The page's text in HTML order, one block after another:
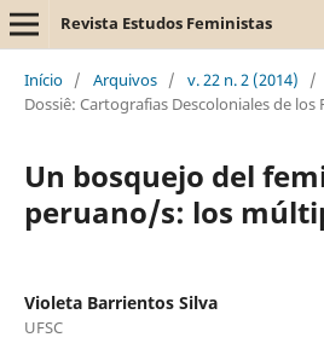
Revista Estudos Feministas
Início / Arquivos / v. 22 n. 2 (2014)
/
Dossiê: Cartografias Descoloniales de los
Un bosquejo del
peruano/s: los
Violeta Barrientos Silva
UFSC